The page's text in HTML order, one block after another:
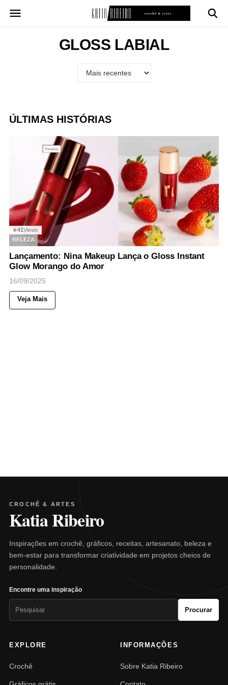
para
GLOSS LABIAL
ÚLTIMAS HISTÓRIAS
◉41Views
BELEZA
Lançamento: Nina Makeup Lança o Gloss Instant
Glow Morango do Amor
16/09/2025
Veja Mais
CROCHÊ & ARTES
Katia Ribeiro
Inspirações em crochê, gráficos, receitas, artesanato, beleza e
bem-estar para transformar criatividade em projetos cheios de
personalidade.
Encontre uma inspiração
Procurar
EXPLORE
Crochê
INFORMAÇÕES
Sobre Katia Ribeiro